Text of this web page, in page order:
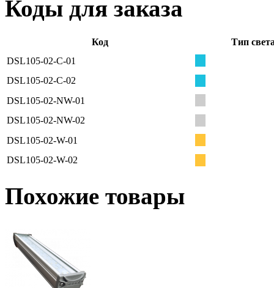
Коды для заказа
Код
Тип
DSL105-02-С-01
DSL105-02-С-02
DSL105-02-NW-01
DSL105-02-NW-02
DSL105-02-W-01
DSL105-02-W-02
Похожие товары